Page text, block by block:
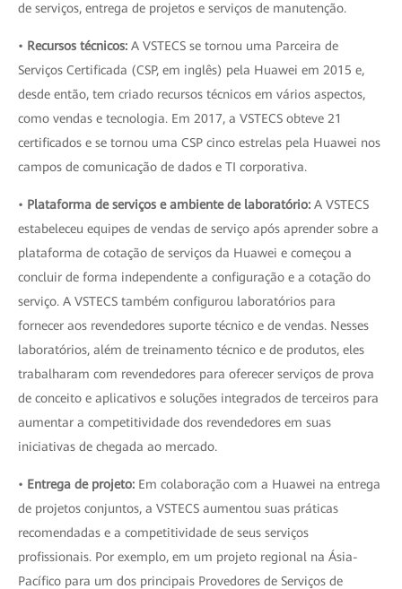
de serviços, entrega de projetos e serviços de manutenção.
• Recursos técnicos: A VSTECS se tornou uma Parceira de
Serviços Certificada (CSP, em inglês) pela Huawei em 2015 e,
desde então, tem criado recursos técnicos em vários aspectos,
como vendas e tecnologia. Em 2017, a VSTECS obteve 21
certificados e se tornou uma CSP cinco estrelas pela Huawei nos
campos de comunicação de dados e TI corporativa.
• Plataforma de serviços e ambiente de laboratório: A VSTECS
estabeleceu equipes de vendas de serviço após aprender sobre a
plataforma de cotação de serviços da Huawei e começou a
concluir de forma independente a configuração e a cotação do
serviço. A VSTECS também configurou laboratórios para
fornecer aos revendedores suporte técnico e de vendas. Nesses
laboratórios, além de treinamento técnico e de produtos, eles
trabalharam com revendedores para oferecer serviços de prova
de conceito e aplicativos e soluções integrados de terceiros para
aumentar a competitividade dos revendedores em suas
iniciativas de chegada ao mercado.
• Entrega de projeto: Em colaboração com a Huawei na entrega
de projetos conjuntos, a VSTECS aumentou suas práticas
recomendadas e a competitividade de seus serviços
profissionais. Por exemplo, em um projeto regional na Ásia-
Pacífico para um dos principais Provedores de Serviços de